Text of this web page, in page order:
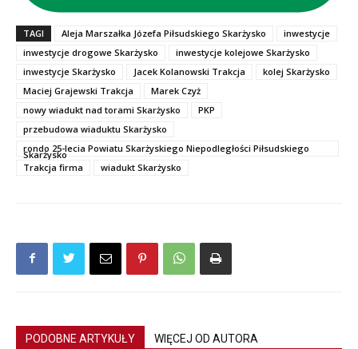
TAGI Aleja Marszałka Józefa Piłsudskiego Skarżysko
inwestycje
inwestycje drogowe Skarżysko
inwestycje kolejowe Skarżysko
inwestycje Skarżysko
Jacek Kolanowski Trakcja
kolej Skarżysko
Maciej Grajewski Trakcja
Marek Czyż
nowy wiadukt nad torami Skarżysko
PKP
przebudowa wiaduktu Skarżysko
rondo 25-lecia Powiatu Skarżyskiego Niepodległości Piłsudskiego
Skarżysko
Trakcja firma
wiadukt Skarżysko
PODOBNE ARTYKUŁY WIĘCEJ OD AUTORA